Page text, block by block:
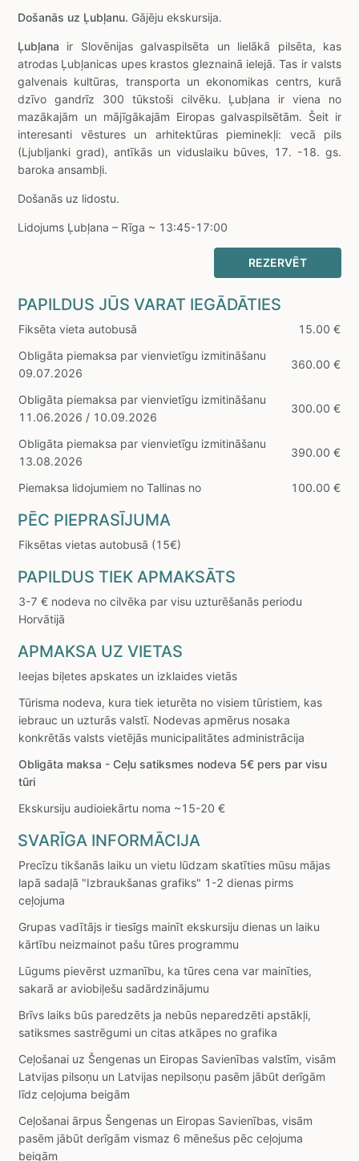
Došanās uz Ļubļanu. Gājēju ekskursija.
Ļubļana ir Slovēnijas galvaspilsēta un lielākā pilsēta, kas
atrodas Ļubļanicas upes krastos gleznainā ielejā. Tas ir valsts
galvenais kultūras, transporta un ekonomikas centrs, kurā
dzīvo gandrīz 300 tūkstoši cilvēku. Ļubļana ir viena no
mazākajām un mājīgākajām Eiropas galvaspilsētām. Šeit ir
interesanti vēstures un arhitektūras pieminekļi: vecā pils
(Ljubljanki grad), antīkās un viduslaiku būves, 17. -18. gs.
baroka ansambļi.
Došanās uz lidostu.
Lidojums Ļubļana – Rīga ~ 13:45-17:00
REZERVĒT
PAPILDUS JŪS VARAT IEGĀDĀTIES
Fiksēta vieta autobusā
15.00 €
Obligāta piemaksa par vienvietīgu izmitināšanu
09.07.2026
360.00 €
Obligāta piemaksa par vienvietīgu izmitināšanu
11.06.2026 / 10.09.2026
300.00 €
Obligāta piemaksa par vienvietīgu izmitināšanu
13.08.2026
390.00 €
Piemaksa lidojumiem no Tallinas no 100.00 €
PĒC PIEPRASĪJUMA
Fiksētas vietas autobusā (15€)
PAPILDUS TIEK APMAKSĀTS
3-7 € nodeva no cilvēka par visu uzturēšanās periodu
Horvātijā
APMAKSA UZ VIETAS
Ieejas biļetes apskates un izklaides vietās
Tūrisma nodeva, kura tiek ieturēta no visiem tūristiem, kas
iebrauc un uzturās valstī. Nodevas apmērus nosaka
konkrētās valsts vietējās municipalitātes administrācija
Obligāta maksa - Ceļu satiksmes nodeva 5€ pers par visu
tūri
Ekskursiju audioiekārtu noma ~15-20 €
SVARĪGA INFORMĀCIJA
Precīzu tikšanās laiku un vietu lūdzam skatīties mūsu mājas
lapā sadaļā "Izbraukšanas grafiks" 1-2 dienas pirms
ceļojuma
Grupas vadītājs ir tiesīgs mainīt ekskursiju dienas un laiku
kārtību neizmainot pašu tūres programmu
Lūgums pievērst uzmanību, ka tūres cena var mainīties,
sakarā ar aviobiļešu sadārdzinājumu
Brīvs laiks būs paredzēts ja nebūs neparedzēti apstākļi,
satiksmes sastrēgumi un citas atkāpes no grafika
Ceļošanai uz Šengenas un Eiropas Savienības valstīm, visām
Latvijas pilsoņu un Latvijas nepilsoņu pasēm jābūt derīgām
līdz ceļojuma beigām
Ceļošanai ārpus Šengenas un Eiropas Savienības, visām
pasēm jābūt derīgām vismaz 6 mēnešus pēc ceļojuma
beigām